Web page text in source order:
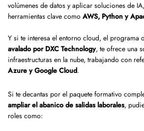
volúmenes de datos y aplicar soluciones de
herramientas clave como AWS, Python y
Y si te interesa el entorno cloud, el programa
avalado por DXC Technology, te ofrece una
infraestructuras en la nube, trabajando con
Azure y Google Cloud.
Si te decantas por el paquete formativo
ampliar el abanico de salidas laborales,
roles como: